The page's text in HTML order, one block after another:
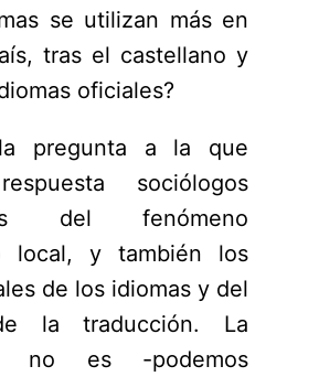
se utilizan más en
tras el castellano y
oficiales?
pregunta a la que
sociólogos
del fenómeno
local, y también los
de los idiomas y del
la traducción. La
no es -podemos